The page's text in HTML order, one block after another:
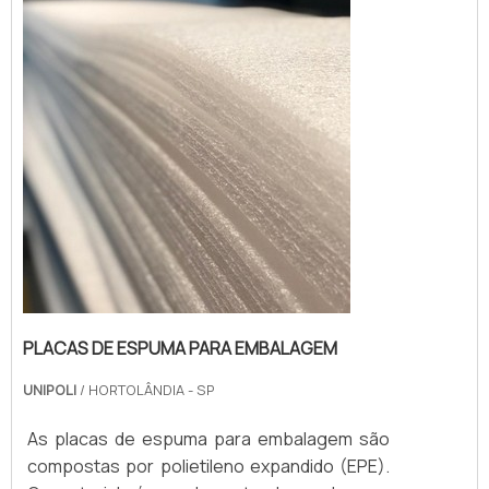
integridade até o consumidor final.Feitas de
material nobre e com ótima relação custo-
be...
PLACAS DE ESPUMA PARA EMBALAGEM
UNIPOLI / HORTOLÂNDIA - SP
As placas de espuma para embalagem são
compostas por polietileno expandido (EPE).